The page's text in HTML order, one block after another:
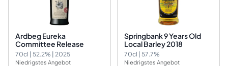
Ardbeg Eureka
Committee Release
70cl | 52.2% | 2025
Niedrigstes Angebot
Springbank 9 Years Old
Local Barley 2018
70cl | 57.7%
Niedrigstes Angebot